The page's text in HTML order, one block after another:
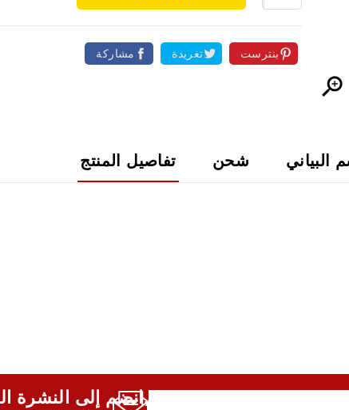

مشاركة تغريدة بنترست
تفاصيل المنتج شحن البياني
انضم إلى النشرة الإخبارية لدينا,